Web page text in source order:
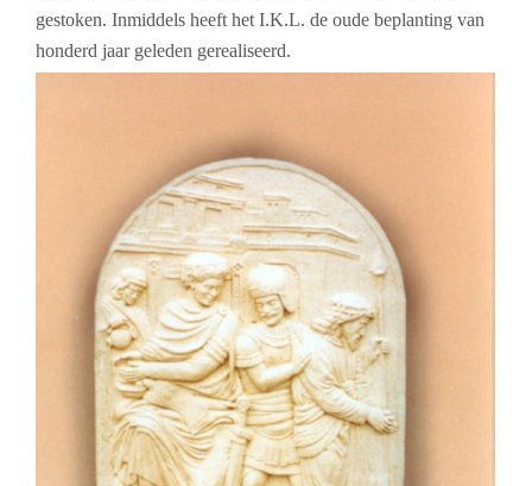
gestoken. Inmiddels heeft het I.K.L. de oude beplanting van
honderd jaar geleden gerealiseerd.